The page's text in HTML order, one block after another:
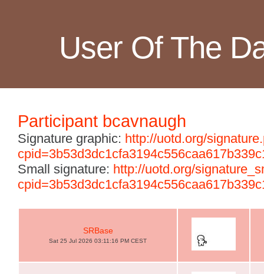
User Of The
Participant bcavnaugh
Signature graphic: http://uotd.org/
Small signature: http://uotd.org/
SRBase
Sat 25 Jul 2026 03:11:16 PM CEST